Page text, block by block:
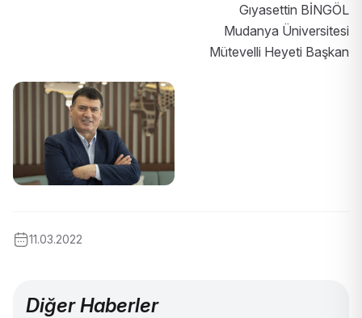
Gıyasettin BİNGÖL
Mudanya Üniversitesi
Mütevelli Heyeti Başkan
11.03.2022
Diğer Haberler